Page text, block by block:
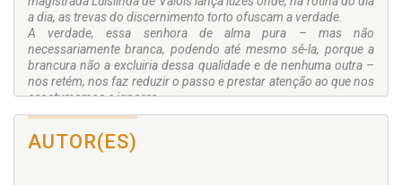
a dia, as trevas do discernimento torto ofuscam a verdade.
A verdade, essa senhora de alma pura – mas não
necessariamente branca, podendo até mesmo sê-la, porque a
brancura não a excluiria dessa qualidade e de nenhuma outra –
nos retém, nos faz reduzir o passo e prestar atenção ao que nos
acostumamos a ignorar.
A escritora e magistrada há décadas agrega à atividade da
magistratura, com recursos próprios e ajuda de amigos, a
atenção social às camadas mais carentes da população,
AUTOR(ES)